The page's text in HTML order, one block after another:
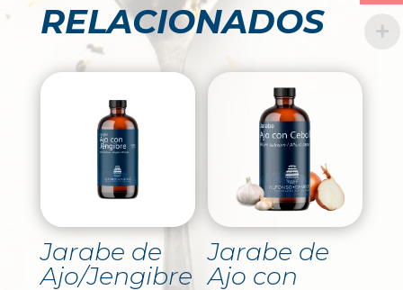
RELACIONADOS
Jarabe de
Ajo/Jengibre
Jarabe de
Ajo con